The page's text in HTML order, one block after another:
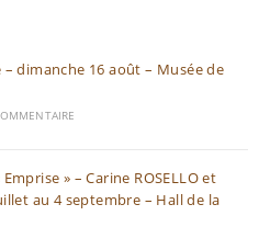
– dimanche 16 août – Musée de
» – Carine ROSELLO et
au 4 septembre – Hall de la